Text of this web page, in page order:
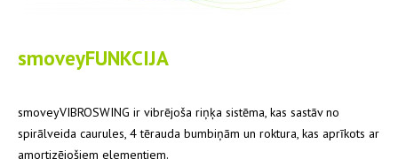
smoveyFUNKCIJA
smoveyVIBROSWING ir vibrējoša riņķa sistēma, kas sastāv no
spirālveida caurules, 4 tērauda bumbiņām un roktura, kas aprīkots ar
amortizējošiem elementiem.